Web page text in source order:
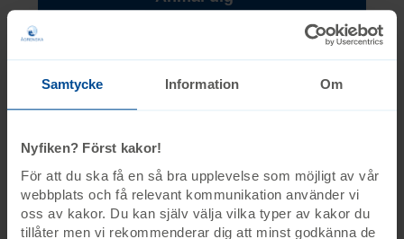
Samtycke Information Om
Nyfiken? Först kakor!
För att du ska få en så bra upplevelse som möjligt av vår
webbplats och få relevant kommunikation använder vi
oss av kakor. Du kan själv välja vilka typer av kakor du
tillåter men vi rekommenderar dig att minst godkänna de
Sista anmälningsdag 23 augusti
Barn som har genomgått en
hjärttransplantation
Två diagnosspecifika kursdagar för personer